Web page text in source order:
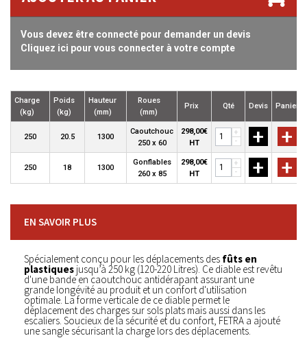
Vous devez être connecté pour demander un devis
Cliquez ici pour vous connecter à votre compte
Charge
(kg)
Poids
(kg)
Hauteur
(mm)
Roues
(mm)
Prix Qté Devis Panier
250 20.5 1300
Caoutchouc
250 x 60
298,00€
HT
+
-
+ +
250 18 1300
Gonflables
260 x 85
298,00€
HT
+
-
+ +
EN SAVOIR PLUS
Spécialement conçu pour les déplacements des fûts en
plastiques jusqu’à 250 kg (120-220 Litres). Ce diable est revêtu
d'une bande en caoutchouc antidérapant assurant une
grande longévité au produit et un confort d'utilisation
optimale. La forme verticale de ce diable permet le
déplacement des charges sur sols plats mais aussi dans les
escaliers. Soucieux de la sécurité et du confort, FETRA a ajouté
une sangle sécurisant la charge lors des déplacements.